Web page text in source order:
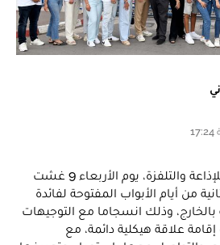
أعطت الشركة الوطنية للإذاعة والتلفزة، يوم الأربعاء 9 غشت
من أيام الأبواب المفتوحة لفائدة
بالخارج، وذلك انسجاما مع التوجيهات
علاقة هيكلية دائمة، مع